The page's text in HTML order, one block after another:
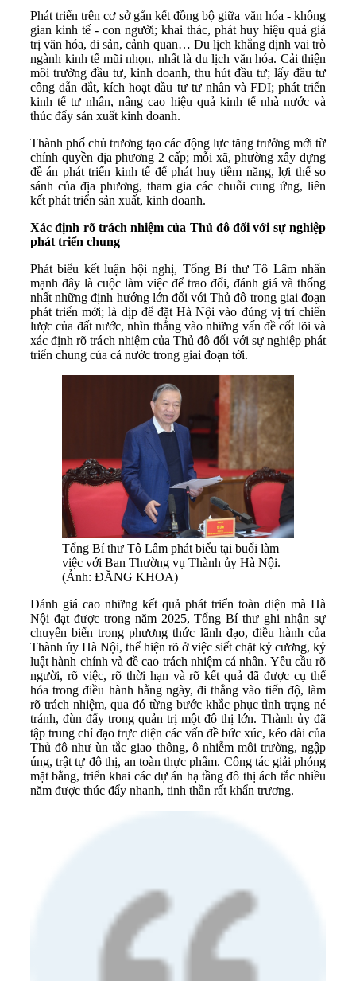
Phát triển trên cơ sở gắn kết đồng bộ giữa văn hóa - không
gian kinh tế - con người; khai thác, phát huy hiệu quả giá
trị văn hóa, di sản, cảnh quan… Du lịch khẳng định vai trò
ngành kinh tế mũi nhọn, nhất là du lịch văn hóa. Cải thiện
môi trường đầu tư, kinh doanh, thu hút đầu tư; lấy đầu tư
công dẫn dắt, kích hoạt đầu tư tư nhân và FDI; phát triển
kinh tế tư nhân, nâng cao hiệu quả kinh tế nhà nước và
thúc đẩy sản xuất kinh doanh.
Thành phố chủ trương tạo các động lực tăng trưởng mới từ
chính quyền địa phương 2 cấp; mỗi xã, phường xây dựng
đề án phát triển kinh tế để phát huy tiềm năng, lợi thế so
sánh của địa phương, tham gia các chuỗi cung ứng, liên
kết phát triển sản xuất, kinh doanh.
Xác định rõ trách nhiệm của Thủ đô đối với sự nghiệp
phát triển chung
Phát biểu kết luận hội nghị, Tổng Bí thư Tô Lâm nhấn
mạnh đây là cuộc làm việc để trao đổi, đánh giá và thống
nhất những định hướng lớn đối với Thủ đô trong giai đoạn
phát triển mới; là dịp để đặt Hà Nội vào đúng vị trí chiến
lược của đất nước, nhìn thẳng vào những vấn đề cốt lõi và
xác định rõ trách nhiệm của Thủ đô đối với sự nghiệp phát
triển chung của cả nước trong giai đoạn tới.
Tổng Bí thư Tô Lâm phát biểu tại buổi làm
việc với Ban Thường vụ Thành ủy Hà Nội.
(Ảnh: ĐĂNG KHOA)
Đánh giá cao những kết quả phát triển toàn diện mà Hà
Nội đạt được trong năm 2025, Tổng Bí thư ghi nhận sự
chuyển biến trong phương thức lãnh đạo, điều hành của
Thành ủy Hà Nội, thể hiện rõ ở việc siết chặt kỷ cương, kỷ
luật hành chính và đề cao trách nhiệm cá nhân. Yêu cầu rõ
người, rõ việc, rõ thời hạn và rõ kết quả đã được cụ thể
hóa trong điều hành hằng ngày, đi thẳng vào tiến độ, làm
rõ trách nhiệm, qua đó từng bước khắc phục tình trạng né
tránh, đùn đẩy trong quản trị một đô thị lớn. Thành ủy đã
tập trung chỉ đạo trực diện các vấn đề bức xúc, kéo dài của
Thủ đô như ùn tắc giao thông, ô nhiễm môi trường, ngập
úng, trật tự đô thị, an toàn thực phẩm. Công tác giải phóng
mặt bằng, triển khai các dự án hạ tầng đô thị ách tắc nhiều
năm được thúc đẩy nhanh, tinh thần rất khẩn trương.